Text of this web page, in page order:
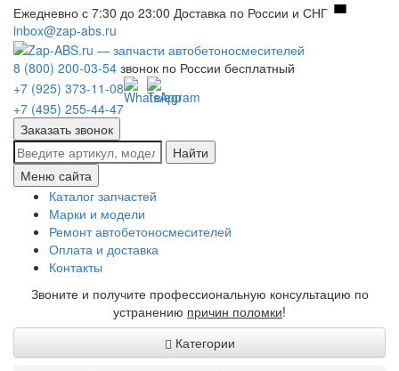
Ежедневно с 7:30 до 23:00 Доставка по России и СНГ
inbox@zap-abs.ru
8 (800) 200-03-54 звонок по России бесплатный
+7 (925) 373-11-08
+7 (495) 255-44-47
Заказать звонок
Найти
Меню сайта
Каталог запчастей
Марки и модели
Ремонт автобетоносмесителей
Оплата и доставка
Контакты
Звоните и получите профессиональную консультацию по
устранению причин поломки!
Категории